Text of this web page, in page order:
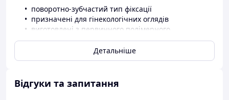
поворотно-зубчастий тип фіксації
призначені для гінекологічних оглядів
виготовлені з первинного полімерного
матеріалу високої якості
зручна форма, що комфортна у використанні.
Виробничий стандарт:внутрішній виробника.
Гарантійний строк зберігання:
Детальніше
Відгуки та запитання